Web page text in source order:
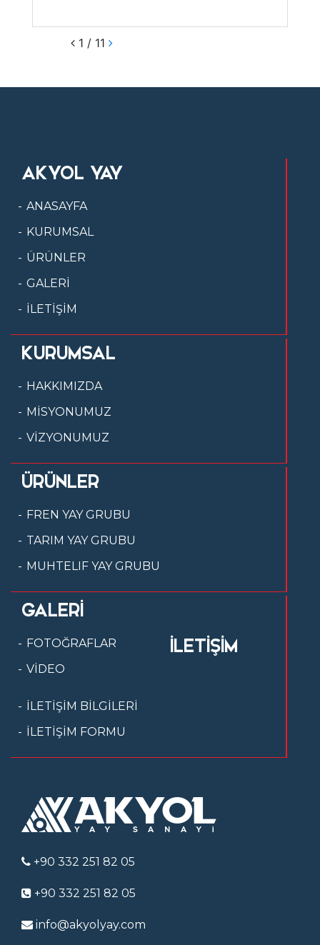
1 / 11
AKYOL YAY
ANASAYFA
KURUMSAL
ÜRÜNLER
GALERİ
İLETİŞİM
KURUMSAL
HAKKIMIZDA
MİSYONUMUZ
VİZYONUMUZ
ÜRÜNLER
FREN YAY GRUBU
TARIM YAY GRUBU
MUHTELIF YAY GRUBU
GALERİ
FOTOĞRAFLAR
VİDEO
İLETİŞİM
İLETİŞİM BİLGİLERİ
İLETİŞİM FORMU
+90 332 251 82 05
+90 332 251 82 05
info@akyolyay.com